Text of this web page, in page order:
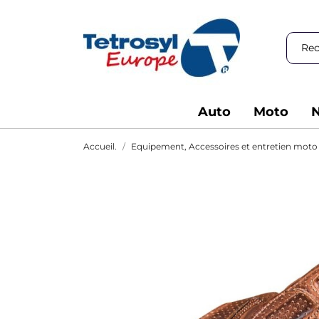
Auto Moto
Accueil. Equipement, Accessoires et entretien moto